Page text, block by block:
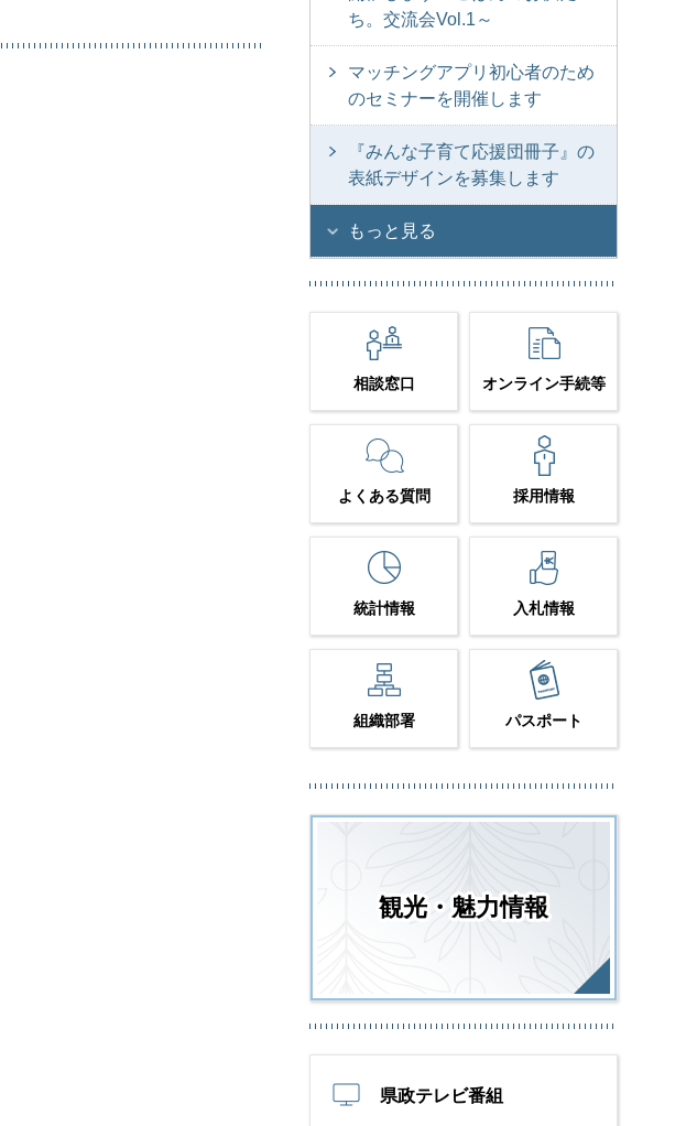
ち。交流会Vol.1～
マッチングアプリ初心者のため
のセミナーを開催します
『みんな子育て応援団冊子』の
表紙デザインを募集します
もっと見る
相談窓口 オンライン手続等
よくある質問 採用情報
統計情報 入札情報
組織部署 パスポート
観光・魅力情報
県政テレビ番組